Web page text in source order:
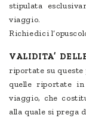
stipulata
viaggio.
Richiedici
VALIDITA’
riportate su
quelle riportate in
viaggio, che
alla quale si prega